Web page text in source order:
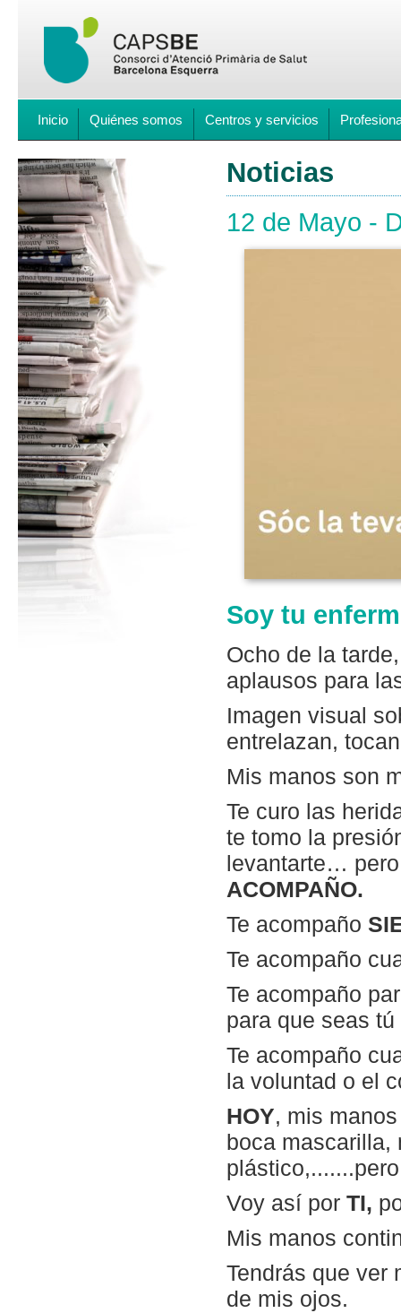
Inicio Quiénes somos Centros y servicios
Noticias
12 de Mayo -
Soy tu
Ocho de la
aplausos para
Imagen visual
entrelazan,
Mis manos son
Te curo las
te tomo la
levantarte…
ACOMPAÑO.
Te acompaño
Te acompaño
Te acompaño
para que seas
Te acompaño
la voluntad o el
HOY, mis
boca mascarilla,
Voy así por TI,
Mis manos
Tendrás que ver
de mis ojos.